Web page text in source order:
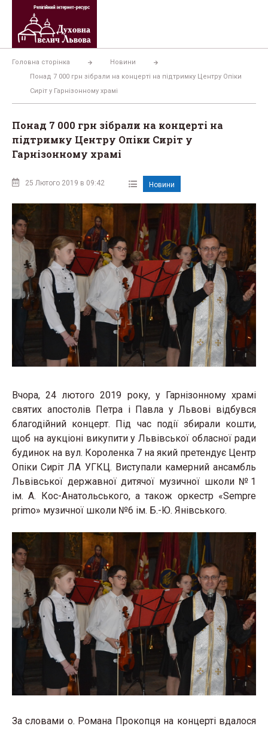
Перейти
вмісту
Головна сторінка
Новини
Понад 7 000 грн зібрали на концерті на підтримку Центру Опіки
Сиріт у Гарнізонному храмі
Понад 7 000 грн зібрали на концерті на
підтримку Центру Опіки Сиріт у
Гарнізонному храмі
25 Лютого 2019 в 09:42 Новини
Вчора, 24 лютого 2019 року, у Гарнізонному храмі
святих апостолів Петра і Павла у Львові відбувся
благодійний концерт. Під час події збирали кошти,
щоб на аукціоні викупити у Львівської обласної ради
будинок на вул. Короленка 7 на який претендує Центр
Опіки Сиріт ЛА УГКЦ. Виступали камерний ансамбль
Львівської державної дитячої музичної школи №1
ім. А. Кос-Анатольського, а також оркестр «Sempre
primo» музичної школи №6 ім. Б.-Ю. Янівського.
За словами о. Романа Прокопця на концерті вдалося